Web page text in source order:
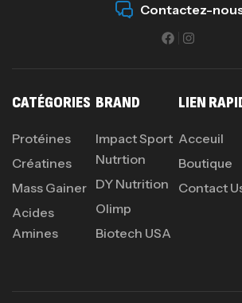
Contactez-
CATÉGORIES
Protéines
Créatines
Mass Gainer
Acides
Amines
BRAND
Impact Sport
Nutrtion
DY Nutrition
Olimp
Biotech USA
LIEN
Acceuil
Boutique
Contact